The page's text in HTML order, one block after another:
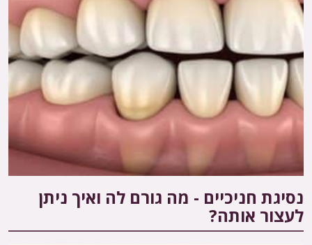
נסיגת חניכיים - מה גורם לה ואיך ניתן
לעצור אותה?